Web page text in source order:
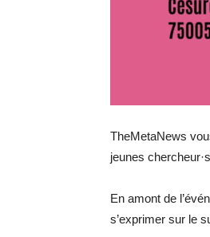
TheMetaNews
jeunes
En amont de
s’exprimer sur le